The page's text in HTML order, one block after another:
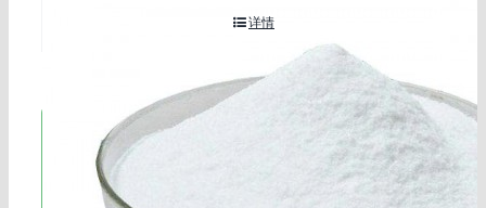
详情
立即联系!